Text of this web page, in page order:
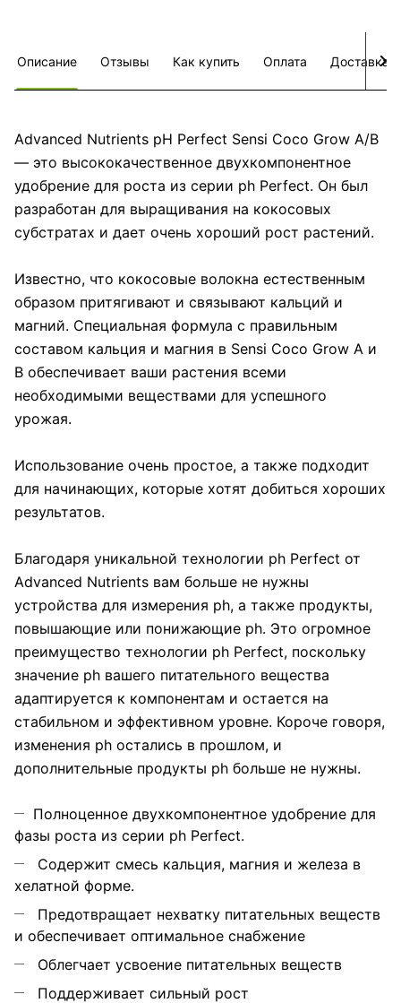
Описание Отзывы Как купить Оплата Доставка
Advanced Nutrients pH Perfect Sensi Coco Grow A/B
— это высококачественное двухкомпонентное
удобрение для роста из серии ph Perfect. Он был
разработан для выращивания на кокосовых
субстратах и ​​дает очень хороший рост растений.
Известно, что кокосовые волокна естественным
образом притягивают и связывают кальций и
магний. Специальная формула с правильным
составом кальция и магния в Sensi Coco Grow A и
B обеспечивает ваши растения всеми
необходимыми веществами для успешного
урожая.
Использование очень простое, а также подходит
для начинающих, которые хотят добиться хороших
результатов.
Благодаря уникальной технологии ph Perfect от
Advanced Nutrients вам больше не нужны
устройства для измерения ph, а также продукты,
повышающие или понижающие ph. Это огромное
преимущество технологии ph Perfect, поскольку
значение ph вашего питательного вещества
адаптируется к компонентам и остается на
стабильном и эффективном уровне. Короче говоря,
изменения ph остались в прошлом, и
дополнительные продукты ph больше не нужны.
Полноценное двухкомпонентное удобрение для
фазы роста из серии ph Perfect.
Содержит смесь кальция, магния и железа в
хелатной форме.
Предотвращает нехватку питательных веществ
и обеспечивает оптимальное снабжение
Облегчает усвоение питательных веществ
Поддерживает сильный рост